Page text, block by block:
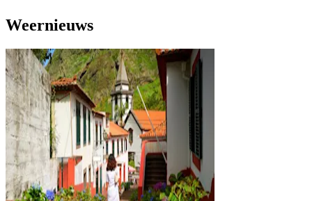
Weernieuws